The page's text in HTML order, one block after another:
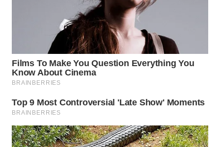
KEPULAUAN
WN
TANGERANG
WN
BINJAI
WN